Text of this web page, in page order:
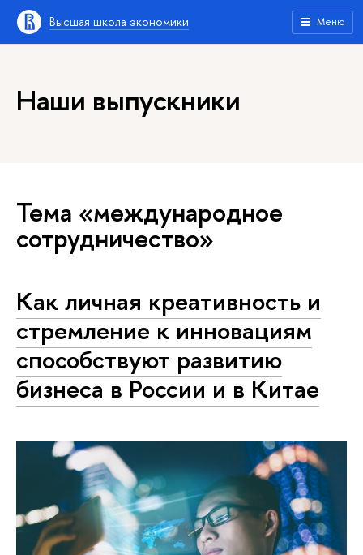
Высшая школа экономики Меню
Наши выпускники
Тема «международное
сотрудничество»
Как личная креативность и
стремление к инновациям
способствуют развитию
бизнеса в России и в Китае